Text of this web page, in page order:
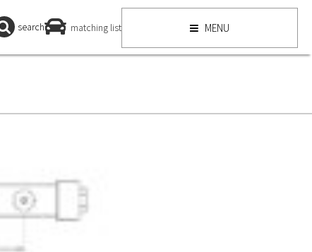
search matching list MENU